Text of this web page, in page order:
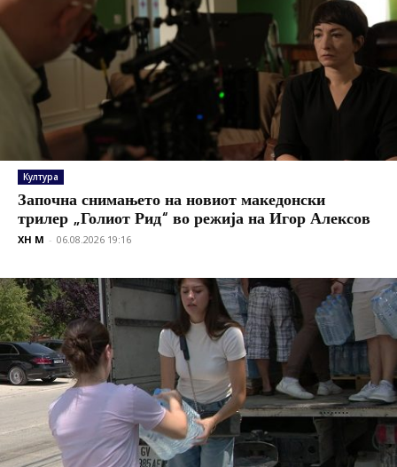
Култура
Започна снимањето на новиот македонски
трилер „Голиот Рид“ во режија на Игор Алексов
XH M - 06.08.2026 19:16